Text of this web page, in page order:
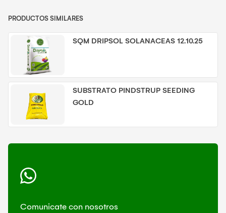
PRODUCTOS SIMILARES
SQM DRIPSOL SOLANACEAS 12.10.25
SUBSTRATO PINDSTRUP SEEDING
GOLD
Comunicate con nosotros